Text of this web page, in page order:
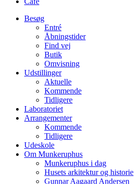
Besøg
Entré
Åbningstider
Find vej
Butik
Omvisning
Udstillinger
Aktuelle
Kommende
Tidligere
Laboratoriet
Arrangementer
Kommende
Tidligere
Udeskole
Om Munkeruphus
Munkeruphus i dag
Husets arkitektur og historie
Gunnar Aagaard Andersen